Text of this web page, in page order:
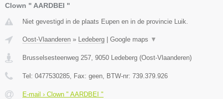
Clown " AARDBEI "
Niet gevestigd in de plaats Eupen en in de provincie Luik.
Oost-Vlaanderen » Ledeberg Google maps ▼
Brusselsesteenweg 257, 9050 Ledeberg (Oost-Vlaanderen)
Tel: 0477530285, Fax: geen, BTW-nr: 739.379.926
E-mail › Clown " AARDBEI "